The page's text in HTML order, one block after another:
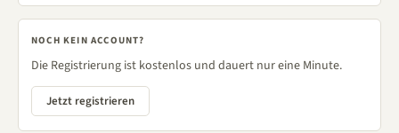
NOCH KEIN ACCOUNT?
Die Registrierung ist kostenlos und dauert nur eine Minute.
Jetzt registrieren